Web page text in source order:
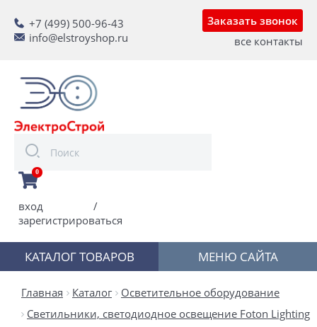
+7 (499) 500-96-43
info@elstroyshop.ru
Заказать звонок
все контакты
0
вход
/
зарегистрироваться
КАТАЛОГ ТОВАРОВ МЕНЮ САЙТА
Главная Каталог
Осветительное оборудование
Светильники, светодиодное освещение Foton Lighting